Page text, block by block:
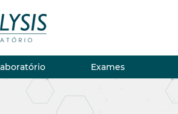
Exames